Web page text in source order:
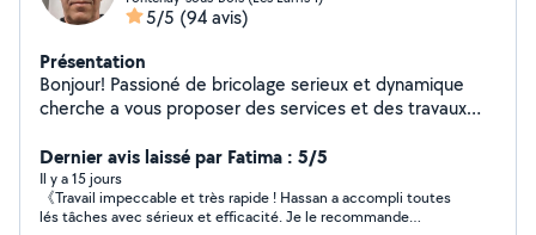
5/5 (94 avis)
Présentation
Bonjour! Passioné de bricolage serieux et dynamique
cherche a vous proposer des services et des travaux
cuisines, fixer des étagéres;stores,accrocher des
tableaux:fixer des tringles a rideaux;pose de
carrelage,peinture:changer des prises
electriques;raccorder machine lave linge,lave vaisselle;
Dernier avis laissé par Fatima : 5/5
Il y a 15 jours
《Travail impeccable et très rapide ! Hassan a accompli toutes
lés tâches avec sérieux et efficacité. Je le recommande